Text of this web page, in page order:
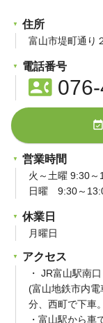
ー
ョ
住所
富山市堤町通り
電話番号
contact_phone076-
event_available
営業時間
火～土曜 9:30～
日曜 9:30～
休業日
月曜日
アクセス
・ JR富山駅南
(富山地鉄市内電
分、西町で下車
・富山駅から車